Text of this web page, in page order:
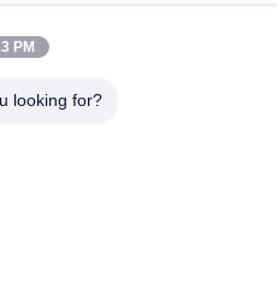
επαρχία, Κίνα
PM
looking for?